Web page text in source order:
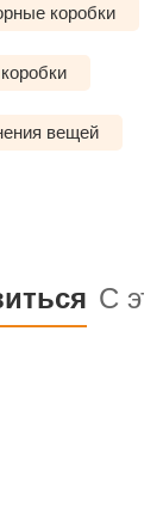
коробки
вещей
С